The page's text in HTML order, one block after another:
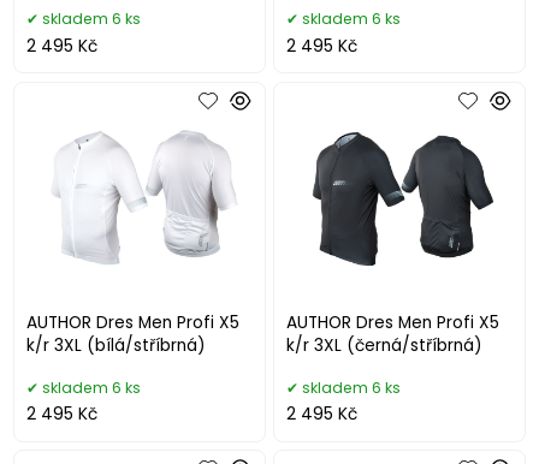
skladem 6 ks
2 495 Kč
skladem 6 ks
2 495 Kč
AUTHOR Dres Men Profi X5
k/r 3XL (bílá/stříbrná)
skladem 6 ks
2 495 Kč
AUTHOR Dres Men Profi X5
k/r 3XL (černá/stříbrná)
skladem 6 ks
2 495 Kč